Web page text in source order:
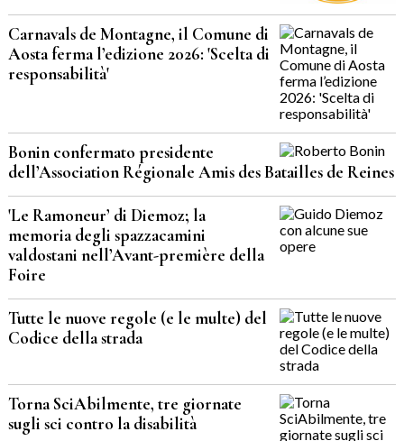
Carnavals de Montagne, il Comune di
Aosta ferma l’edizione 2026: 'Scelta di
responsabilità'
Bonin confermato presidente
dell’Association Régionale Amis des Batailles de Reines
'Le Ramoneur’ di Diemoz; la
memoria degli spazzacamini
valdostani nell’Avant-première della
Foire
Tutte le nuove regole (e le multe) del
Codice della strada
Torna SciAbilmente, tre giornate
sugli sci contro la disabilità